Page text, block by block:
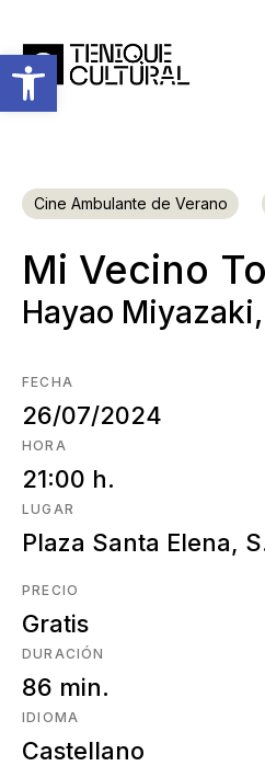
Abrir barra de herramientas
Cine Ambulante de Verano
Mi Vecino
Hayao
FECHA
26/07/2024
HORA
21:00 h.
LUGAR
Plaza Santa Elena,
PRECIO
Gratis
DURACIÓN
86 min.
IDIOMA
Castellano